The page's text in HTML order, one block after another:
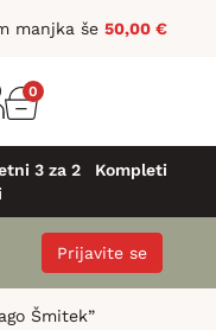
manjka še 50,00 €
0
3 za 2
Kompleti
Prijavite se
Šmitek”